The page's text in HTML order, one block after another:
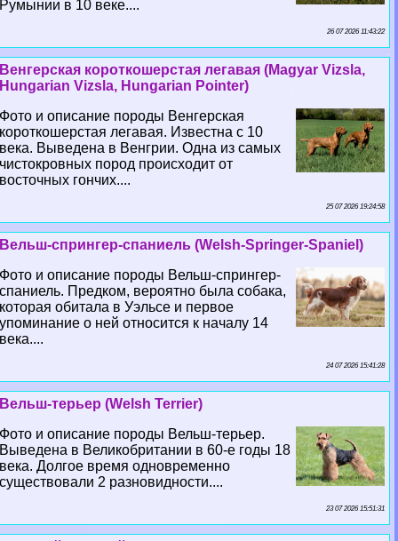
Румынии в 10 веке....
26 07 2026 11:43:22
Венгерская короткошерстая легавая (Magyar Vizsla,
Hungarian Vizsla, Hungarian Pointer)
Фото и описание породы Венгерская
короткошерстая легавая. Известна с 10
века. Выведена в Венгрии. Одна из самых
чистокровных пород происходит от
восточных гончих....
25 07 2026 19:24:58
Вельш-спрингер-спаниель (Welsh-Springer-Spaniel)
Фото и описание породы Вельш-спрингер-
спаниель. Предком, вероятно была собака,
которая обитала в Уэльсе и первое
упоминание о ней относится к началу 14
века....
24 07 2026 15:41:28
Вельш-терьер (Welsh Terrier)
Фото и описание породы Вельш-терьер.
Выведена в Великобритании в 60-е годы 18
века. Долгое время одновременно
существовали 2 разновидности....
23 07 2026 15:51:31